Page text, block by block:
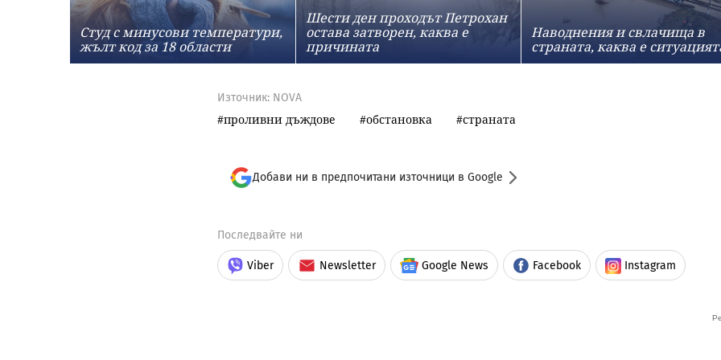
Студ с минусови температури,
жълт код за 18 области
Шести ден проходът Петрохан
остава затворен, каква е
причината
Наводнения и свлачища в
страната, каква е
Източник: NOVA
проливни дъждове обстановка страната
Добави ни в предпочитани източници в Google
Последвайте ни
Viber Newsletter Google News Facebook Instagram